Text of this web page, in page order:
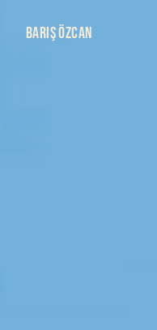
BARIŞ ÖZCAN